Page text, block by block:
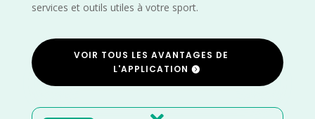
services et outils utiles à votre sport.
VOIR TOUS LES AVANTAGES DE
L'APPLICATION